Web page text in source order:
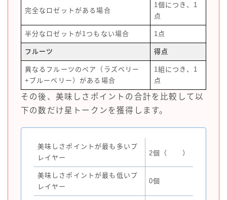
完全なロゼットがある場合
1個につき、1
点
半分なロゼットが1つもない場合 1点
フルーツ 得点
異なるフルーツのペア（ラズベリー
+ブルーベリー）がある場合
1組につき、1
点
その後、美味しさポイントの合計を比較して以
下の数だけ星トークンを獲得します。
美味しさポイントが最も多いプ
レイヤー
2個（ ）
美味しさポイントが最も低いプ
レイヤー
0個